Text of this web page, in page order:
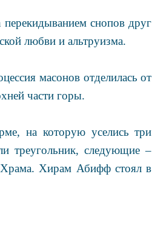
перекидыванием снопов друг
любви и альтруизма.
масонов отделилась от
части горы.
на которую уселись три
треугольник, следующие –
Храма. Хирам Абифф стоял в